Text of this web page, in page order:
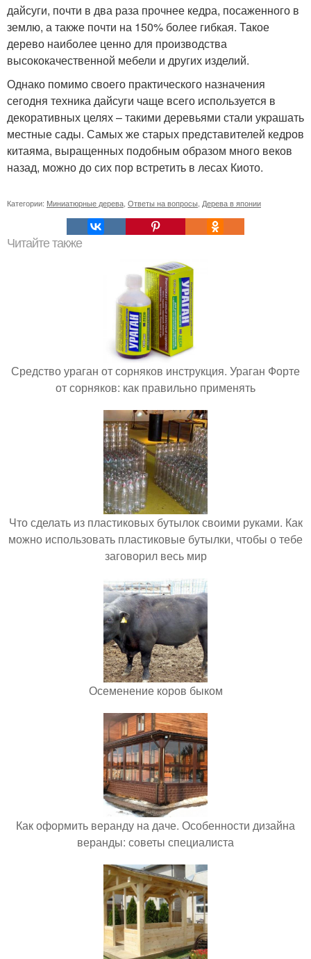
дайсуги, почти в два раза прочнее кедра, посаженного в
землю, а также почти на 150% более гибкая. Такое
дерево наиболее ценно для производства
высококачественной мебели и других изделий.
Однако помимо своего практического назначения
сегодня техника дайсуги чаще всего используется в
декоративных целях – такими деревьями стали украшать
местные сады. Самых же старых представителей кедров
китаяма, выращенных подобным образом много веков
назад, можно до сих пор встретить в лесах Киото.
Категории: Миниатюрные дерева Ответы на вопросы Дерева в японии
Читайте также
Средство ураган от сорняков инструкция. Ураган Форте
от сорняков: как правильно применять
Что сделать из пластиковых бутылок своими руками. Как
можно использовать пластиковые бутылки, чтобы о тебе
заговорил весь мир
Осеменение коров быком
Как оформить веранду на даче. Особенности дизайна
веранды: советы специалиста